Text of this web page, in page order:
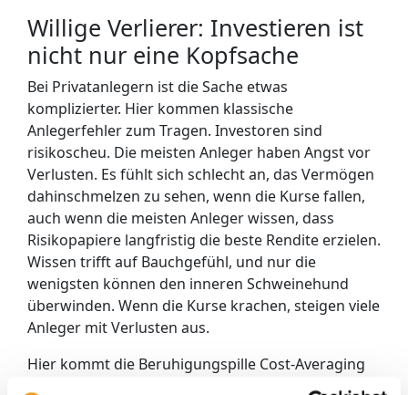
Willige Verlierer: Investieren ist
nicht nur eine Kopfsache
Bei Privatanlegern ist die Sache etwas
komplizierter. Hier kommen klassische
Anlegerfehler zum Tragen. Investoren sind
risikoscheu. Die meisten Anleger haben Angst vor
Verlusten. Es fühlt sich schlecht an, das Vermögen
dahinschmelzen zu sehen, wenn die Kurse fallen,
auch wenn die meisten Anleger wissen, dass
Risikopapiere langfristig die beste Rendite erzielen.
Wissen trifft auf Bauchgefühl, und nur die
wenigsten können den inneren Schweinehund
überwinden. Wenn die Kurse krachen, steigen viele
Anleger mit Verlusten aus.
Hier kommt die Beruhigungspille Cost-Averaging